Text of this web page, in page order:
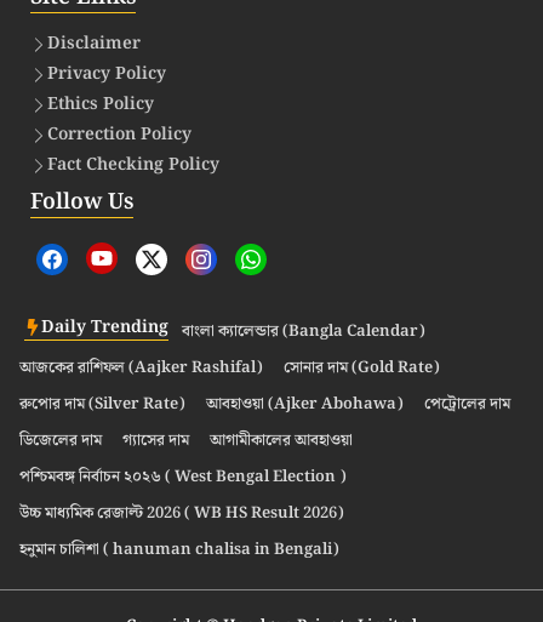
Disclaimer
Privacy Policy
Ethics Policy
Correction Policy
Fact Checking Policy
Follow Us
Daily Trending বাংলা ক্যালেন্ডার (Bangla Calendar)
আজকের রাশিফল (Aajker Rashifal)
সোনার দাম (Gold Rate)
রুপোর দাম (Silver Rate)
আবহাওয়া (Ajker Abohawa)
পেট্রোলের দাম
ডিজেলের দাম
গ্যাসের দাম
আগামীকালের আবহাওয়া
পশ্চিমবঙ্গ নির্বাচন ২০২৬ ( West Bengal Election )
উচ্চ মাধ্যমিক রেজাল্ট 2026 ( WB HS Result 2026)
হনুমান চালিশা ( hanuman chalisa in Bengali)